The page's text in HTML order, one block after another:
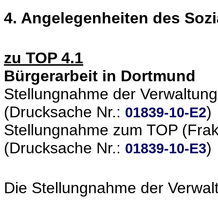
4. Angelegenheiten des
zu TOP 4.1
Bürgerarbeit in Dortmund
Stellungnahme der Verwaltung
(Drucksache Nr.: 01839-10-E2)
Stellungnahme zum TOP
(Drucksache Nr.: 01839-10-E3)
Die Stellungnahme der